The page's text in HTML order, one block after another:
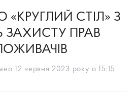
«КРУГЛИЙ СТІЛ» З
ЗАХИСТУ ПРАВ
12 червня 2023 року о 15:15